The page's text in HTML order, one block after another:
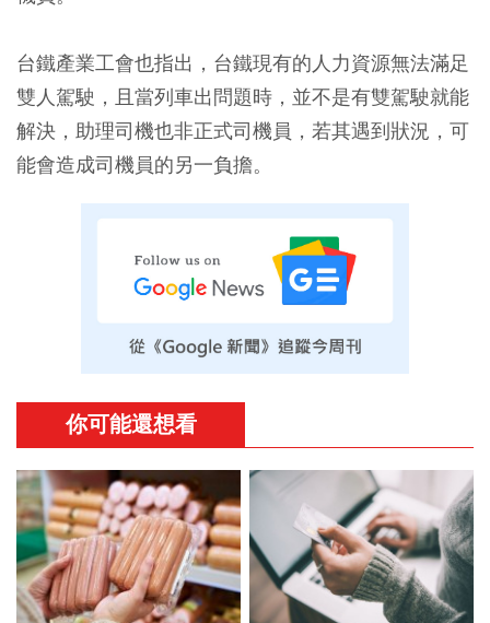
台鐵產業工會也指出，台鐵現有的人力資源無法滿足
雙人駕駛，且當列車出問題時，並不是有雙駕駛就能
解決，助理司機也非正式司機員，若其遇到狀況，可
能會造成司機員的另一負擔。